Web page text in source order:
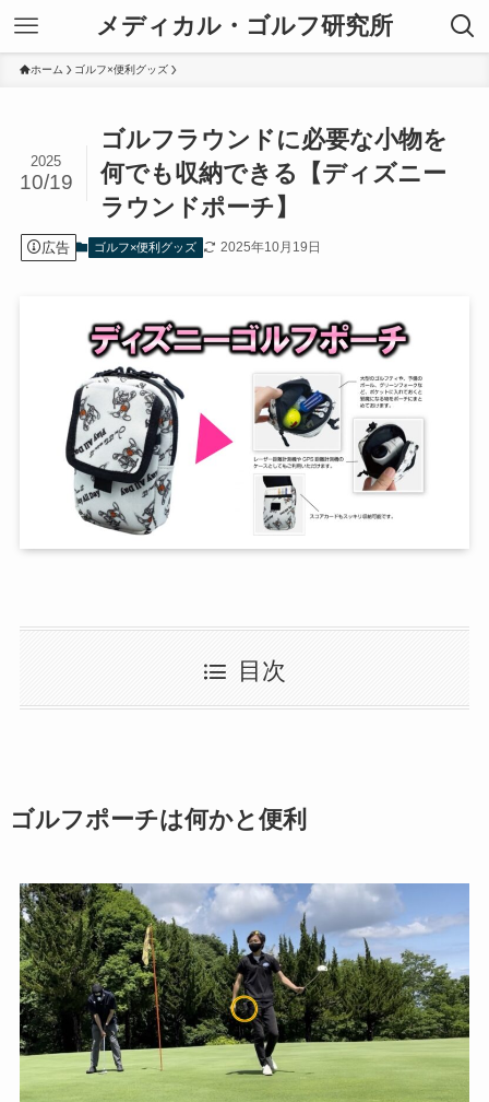
メディカル・ゴルフ研究所
ホーム ゴルフ×便利グッズ
ゴルフラウンドに必要な小物を
何でも収納できる【ディズニー
ラウンドポーチ】
2025
10/19
広告 ゴルフ×便利グッズ 2025年10月19日
目次
ゴルフポーチは何かと便利